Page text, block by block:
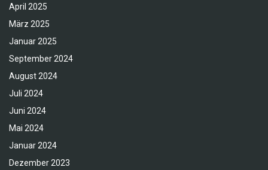
April 2025
März 2025
Januar 2025
September 2024
August 2024
Juli 2024
Juni 2024
Mai 2024
Januar 2024
Dezember 2023